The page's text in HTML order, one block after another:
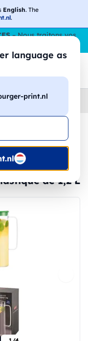
English. The
.
language as
print.nl
– Nous traitons vos
table-personnalises
%
de 1,2 L